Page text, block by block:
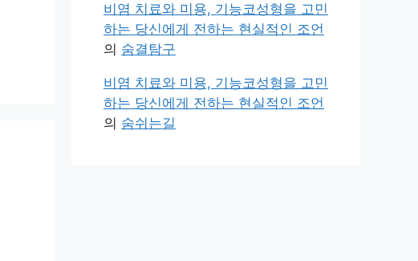
비염 치료와 미용, 기능코성형을 고민
하는 당신에게 전하는 현실적인 조언
의 숨결탐구
비염 치료와 미용, 기능코성형을 고민
하는 당신에게 전하는 현실적인 조언
의 숨쉬는길